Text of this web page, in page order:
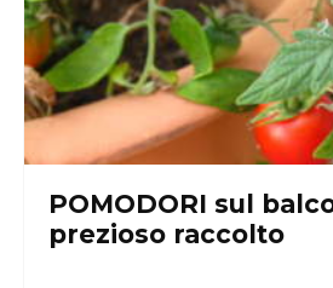
POMODORI sul
prezioso raccolto